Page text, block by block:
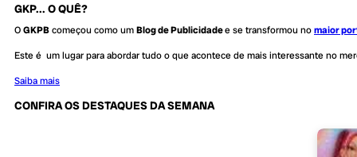
GKP... O QUÊ?
OGKPBcomeçou como umBlog de Publicidadee se transformou nomaior
Este é um lugar para abordar tudo o que acontece de mais interessante no
Saiba mais
CONFIRA OS DESTAQUES DA SEMANA